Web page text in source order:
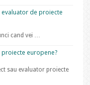
de proiecte
cand vei …
europene?
sau evaluator proiecte